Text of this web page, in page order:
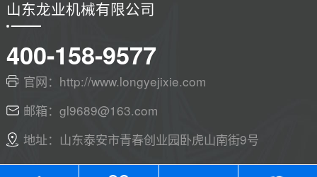
山东龙业机械有限公司
400-158-9577
官网：http://www.longyejixie.com
邮箱：gl9689@163.com
地址：山东泰安市青春创业园卧虎山南街9号